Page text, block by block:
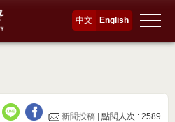
English
中文
新聞投稿 |點閱人次 : 2589